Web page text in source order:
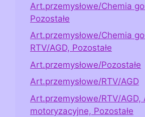
Art.przemysłowe/Chemia
Pozostałe
Art.przemysłowe/Chemia
RTV/AGD, Pozostałe
Art.przemysłowe/Pozostałe
Art.przemysłowe/RTV/AGD
Art.przemysłowe/RTV/AGD,
motoryzacyjne, Pozostałe